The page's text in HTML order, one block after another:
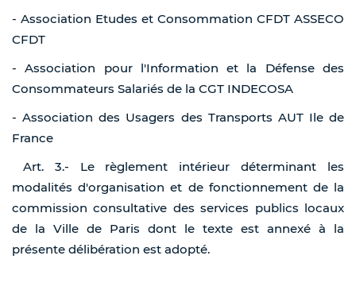
- Association Etudes et Consommation CFDT ASSECO
CFDT
- Association pour l'Information et la Défense des
Consommateurs Salariés de la CGT INDECOSA
- Association des Usagers des Transports AUT Ile de
France
Art. 3.- Le règlement intérieur déterminant les
modalités d'organisation et de fonctionnement de la
commission consultative des services publics locaux
de la Ville de Paris dont le texte est annexé à la
présente délibération est adopté.